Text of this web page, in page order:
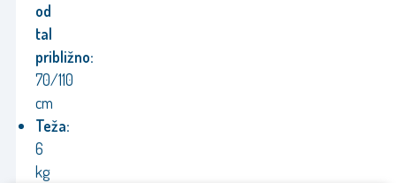
od
tal
približno:
70/110
cm
Teža:
6
kg